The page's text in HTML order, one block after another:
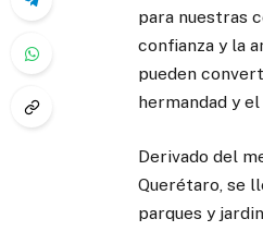
para nuestras
confianza y la
pueden
hermandad y
Derivado del
Querétaro, se
parques y